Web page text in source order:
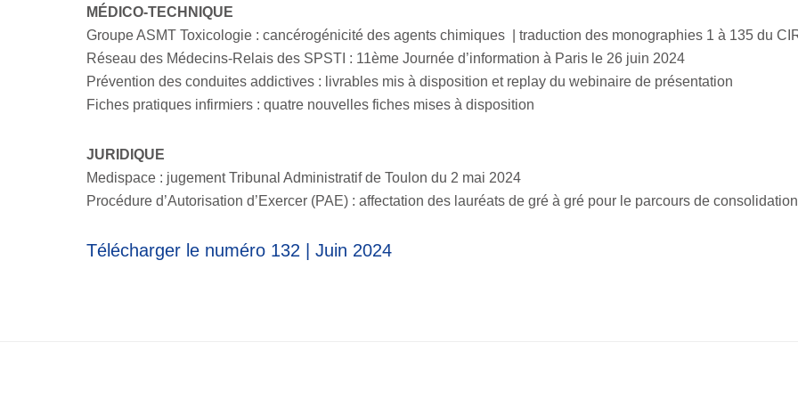
MÉDICO-TECHNIQUE
Groupe ASMT Toxicologie : cancérogénicité des agents chimiques | traduction des monographies 1 à 135 du
Réseau des Médecins-Relais des SPSTI : 11ème Journée d’information à Paris le 26 juin 2024
Prévention des conduites addictives : livrables mis à disposition et replay du webinaire de présentation
Fiches pratiques infirmiers : quatre nouvelles fiches mises à disposition
JURIDIQUE
Medispace : jugement Tribunal Administratif de Toulon du 2 mai 2024
Procédure d’Autorisation d’Exercer (PAE) : affectation des lauréats de gré à gré pour le parcours de consolidation
Télécharger le numéro 132 | Juin 2024